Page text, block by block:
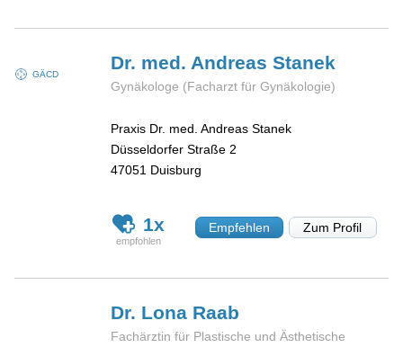
GÄCD
Dr. med. AndreasStanek
Gynäkologe (Facharzt für Gynäkologie)
Praxis Dr. med. Andreas Stanek
Düsseldorfer Straße 2
47051 Duisburg
1x Empfehlen Zum Profil
Dr. Lona Raab
Fachärztin für Plastische und Ästhetische